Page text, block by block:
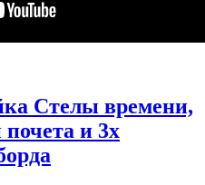
Стелы времени,
почета и 3х